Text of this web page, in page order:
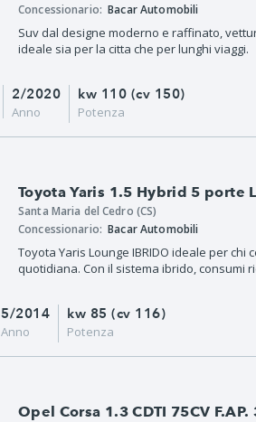
Concessionario: Bacar Automobili
Suv dal designe moderno e raffinato,
ideale sia per la citta che per lunghi viaggi.
2/2020
Anno
kw 110 (cv 150)
Potenza
Toyota Yaris 1.5 Hybrid 5 porte
Santa Maria del Cedro (CS)
Concessionario: Bacar Automobili
Toyota Yaris Lounge IBRIDO ideale per
quotidiana. Con il sistema ibrido, consumi
5/2014
Anno
kw 85 (cv 116)
Potenza
Opel Corsa 1.3 CDTI 75CV